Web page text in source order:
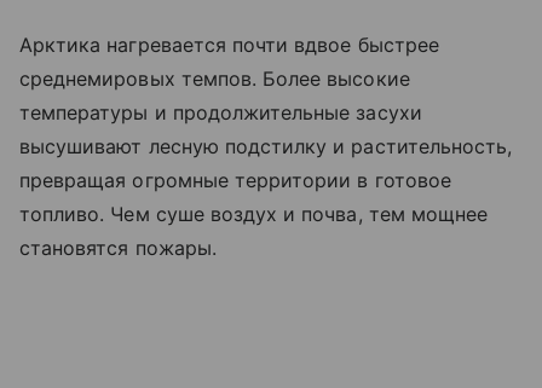
Арктика нагревается почти вдвое быстрее
среднемировых темпов. Более высокие
температуры и продолжительные засухи
высушивают лесную подстилку и растительность,
превращая огромные территории в готовое
топливо. Чем суше воздух и почва, тем мощнее
становятся пожары.